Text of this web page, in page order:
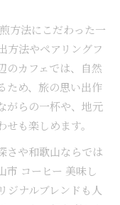
方法にこだわった一
方法やペアリングフ
のカフェでは、自然
ため、旅の思い出作
がらの一杯や、地元
も楽しめます。
さや和歌山ならでは
市 コーヒー 美味し
ジナルブレンドも人